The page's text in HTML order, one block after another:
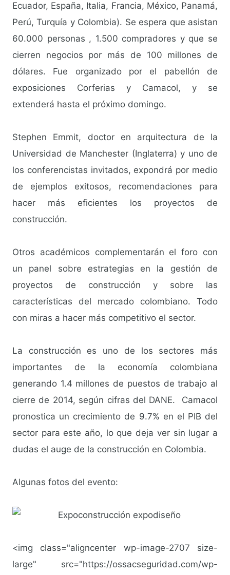
Ecuador, España, Italia, Francia, México, Panamá,
Perú, Turquía y Colombia). Se espera que asistan
60.000 personas , 1.500 compradores y que se
cierren negocios por más de 100 millones de
dólares. Fue organizado por el pabellón de
exposiciones Corferias y Camacol, y se
extenderá hasta el próximo domingo.
Stephen Emmit, doctor en arquitectura de la
Universidad de Manchester (Inglaterra) y uno de
los conferencistas invitados, expondrá por medio
de ejemplos exitosos, recomendaciones para
hacer más eficientes los proyectos de
construcción.
Otros académicos complementarán el foro con
un panel sobre estrategias en la gestión de
proyectos de construcción y sobre las
características del mercado colombiano. Todo
con miras a hacer más competitivo el sector.
La construcción es uno de los sectores más
importantes de la economía colombiana
generando 1.4 millones de puestos de trabajo al
cierre de 2014, según cifras del DANE. Camacol
pronostica un crecimiento de 9.7% en el PIB del
sector para este año, lo que deja ver sin lugar a
dudas el auge de la construcción en Colombia.
Algunas fotos del evento:
<img class="aligncenter wp-image-2707 size-
large" src="https://ossacseguridad.com/wp-